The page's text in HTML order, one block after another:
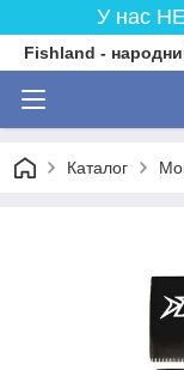
У нас
Fishland -
Каталог